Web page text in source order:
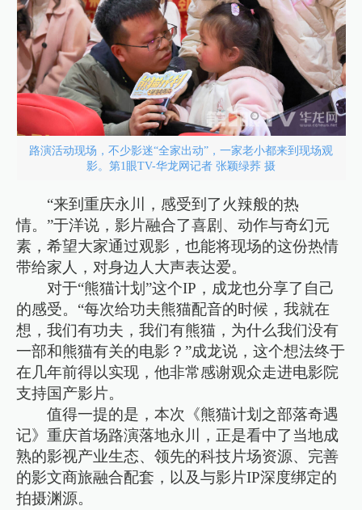
路演活动现场，不少影迷“全家出动”，一家老小都来到现场观
影。第1眼TV-华龙网记者 张颖绿荞 摄
“来到重庆永川，感受到了火辣般的热
情。”于洋说，影片融合了喜剧、动作与奇幻元
素，希望大家通过观影，也能将现场的这份热情
带给家人，对身边人大声表达爱。
对于“熊猫计划”这个IP，成龙也分享了自己
的感受。“每次给功夫熊猫配音的时候，我就在
想，我们有功夫，我们有熊猫，为什么我们没有
一部和熊猫有关的电影？”成龙说，这个想法终于
在几年前得以实现，他非常感谢观众走进电影院
支持国产影片。
值得一提的是，本次《熊猫计划之部落奇遇
记》重庆首场路演落地永川，正是看中了当地成
熟的影视产业生态、领先的科技片场资源、完善
的影文商旅融合配套，以及与影片IP深度绑定的
拍摄渊源。